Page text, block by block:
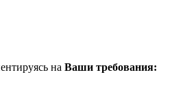
на Ваши требования: